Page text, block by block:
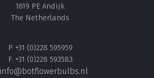
1619 PE Andijk
The Netherlands
P. +31 (0)228 595959
F. +31 (0)228 593583
info@botflowerbulbs.nl